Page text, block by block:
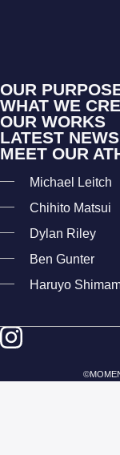
OUR
WHAT WE
OUR WORKS
LATEST NEWS
MEET OUR
Michael Leitch
Chihito Matsui
Dylan Riley
Ben Gunter
Haruyo
©